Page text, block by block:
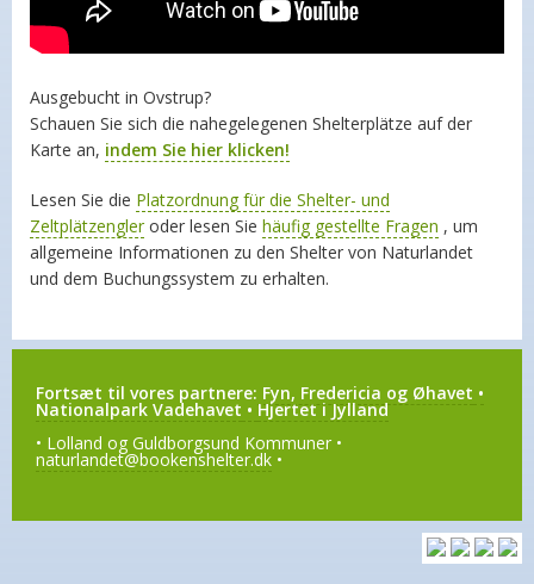
Ausgebucht in Ovstrup?
Schauen Sie sich die nahegelegenen Shelterplätze auf der
Karte an, indem Sie hier klicken!
Lesen Sie die Platzordnung für die Shelter- und
Zeltplätzengleroder lesen Sie häufig gestellte Fragen , um
allgemeine Informationen zu den Shelter von Naturlandet
und dem Buchungssystem zu erhalten.
Fortsæt til vores partnere: Fyn, Fredericia og Øhavet •
Nationalpark Vadehavet • Hjertet i Jylland
• Lolland og Guldborgsund Kommuner •
naturlandet@bookenshelter.dk •